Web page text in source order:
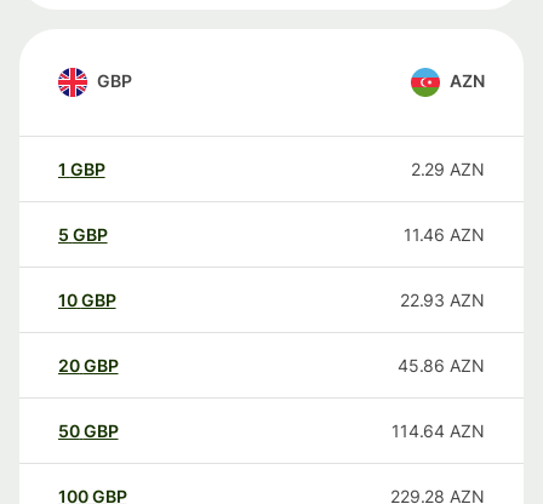
GBP AZN
1 GBP 2.29 AZN
5 GBP 11.46 AZN
10GBP 22.93 AZN
20GBP 45.86 AZN
50GBP 114.64 AZN
100GBP 229.28 AZN